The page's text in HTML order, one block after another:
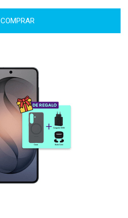
COMPRAR